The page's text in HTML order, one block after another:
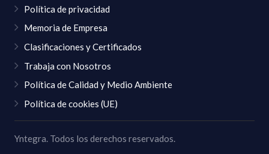
Política de privacidad
Memoria de Empresa
Clasificaciones y Certificados
Trabaja con Nosotros
Política de Calidad y Medio Ambiente
Política de cookies (UE)
Yntegra. Todos los derechos reservados.